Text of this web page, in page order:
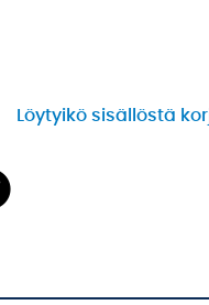
Löytyikö sisällöstä